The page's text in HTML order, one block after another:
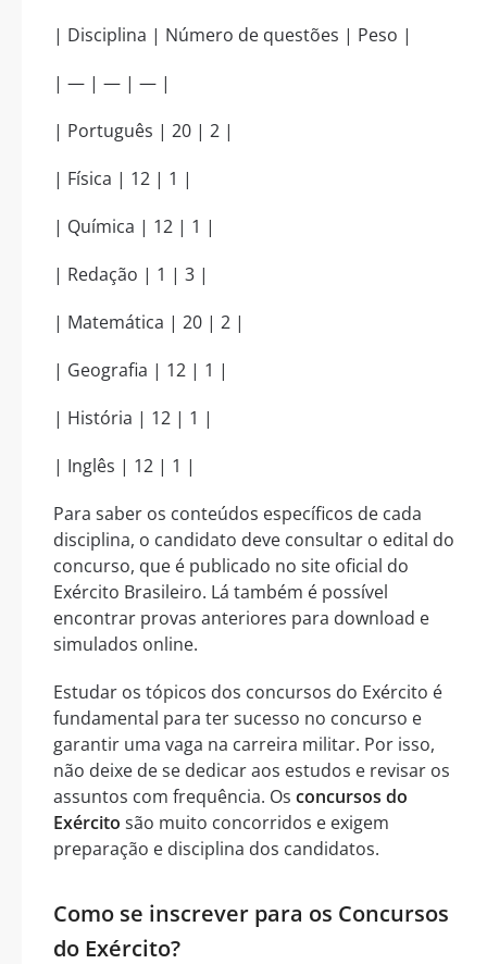
| Disciplina | Número de questões | Peso |
| — | — | — |
| Português | 20 | 2 |
| Física | 12 | 1 |
| Química | 12 | 1 |
| Redação | 1 | 3 |
| Matemática | 20 | 2 |
| Geografia | 12 | 1 |
| História | 12 | 1 |
| Inglês | 12 | 1 |
Para saber os conteúdos específicos de cada
disciplina, o candidato deve consultar o edital do
concurso, que é publicado no site oficial do
Exército Brasileiro. Lá também é possível
encontrar provas anteriores para download e
simulados online.
Estudar os tópicos dos concursos do Exército é
fundamental para ter sucesso no concurso e
garantir uma vaga na carreira militar. Por isso,
não deixe de se dedicar aos estudos e revisar os
assuntos com frequência. Os concursos do
Exército são muito concorridos e exigem
preparação e disciplina dos candidatos.
Como se inscrever para os Concursos
do Exército?